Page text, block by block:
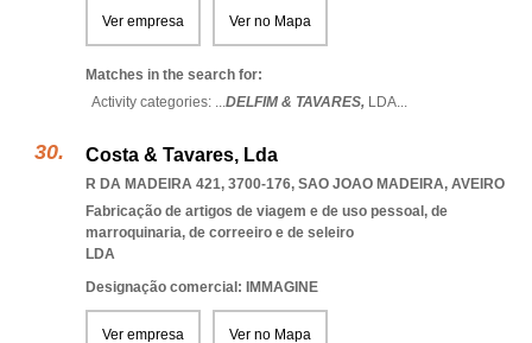
Ver empresa Ver no Mapa
Matches in the search for:
Activity categories: ...DELFIM & TAVARES, LDA...
Costa & Tavares, Lda
R DA MADEIRA 421, 3700-176, SAO JOAO MADEIRA, AVEIRO
Fabricação de artigos de viagem e de uso pessoal, de
marroquinaria, de correeiro e de seleiro
LDA
Designação comercial: IMMAGINE
Ver empresa Ver no Mapa